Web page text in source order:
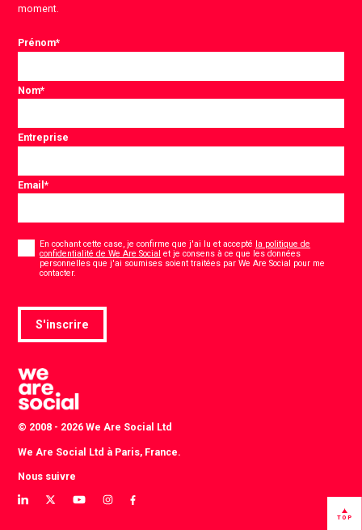
moment.
Prénom*
Nom*
Entreprise
Email*
Consentement
En cochant cette case, je confirme que j'ai lu et accepté la politique de
confidentialité de We Are Social et je consens à ce que les données
personnelles que j'ai soumises soient traitées par We Are Social pour me
contacter.
S'inscrire
© 2008 - 2026 We Are Social Ltd
We Are Social Ltd à Paris, France.
Nous suivre
View
View
View
View
View
TOP